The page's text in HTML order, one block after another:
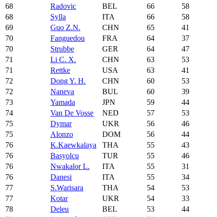
68
Radovic BEL 66
58
68
Sylla ITA 66
58
69
Guo Z.N. CHN 65
41
70
Fanguedou FRA 64
37
70
Strubbe GER 64
47
71
Li C. X. CHN 63
53
71
Rettke USA 63
41
72
Dong Y. H. CHN 60
53
72
Naneva BUL 60
39
73
Yamada JPN 59
44
74
Van De Vosse NED 57
53
75
Dymar UKR 56
46
75
Alonzo DOM 56
44
76
K.Kaewkalaya THA 55
43
76
Basyolcu TUR 55
46
76
Nwakalor L. ITA 55
31
76
Danesi ITA 55
34
77
S.Warisara THA 54
53
77
Kotar UKR 54
33
78
Deleu BEL 53
44